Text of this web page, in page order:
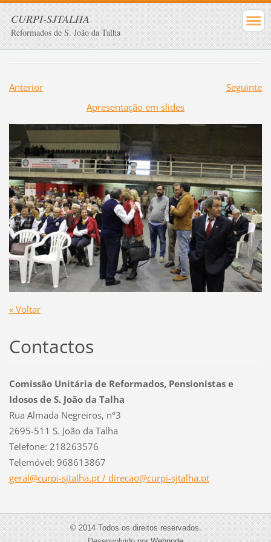
CURPI-SJTALHA
Reformados de S. João da Talha
Anterior
Seguinte
Apresentação em slides
« Voltar
Contactos
Comissão Unitária de Reformados, Pensionistas e
Idosos de S. João da Talha
Rua Almada Negreiros, nº3
2695-511 S. João da Talha
Telefone: 218263576
Telemóvel: 968613867
geral@curpi-sjtalha.pt / direcao@curpi-sjtalha.pt
© 2014 Todos os direitos reservados.